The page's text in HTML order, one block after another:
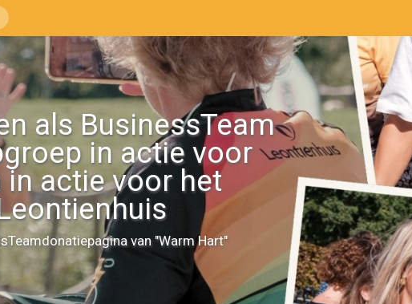
als BusinessTeam
in actie voor
in actie voor het
van "Warm Hart"